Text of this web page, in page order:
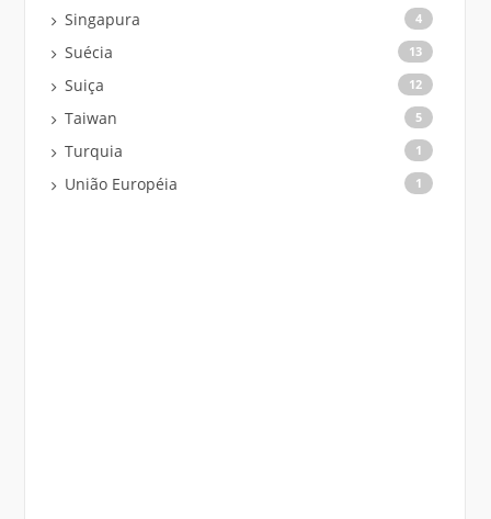
Singapura 4
Suécia 13
Suiça 12
Taiwan 5
Turquia 1
União Européia 1